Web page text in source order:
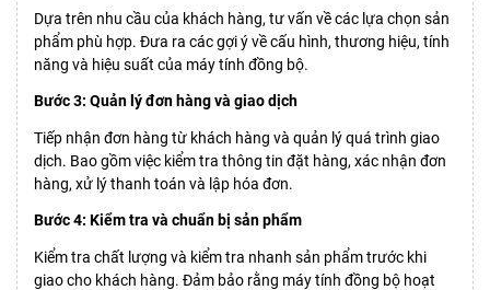
Dựa trên nhu cầu của khách hàng, tư vấn về các lựa chọn sản
phẩm phù hợp. Đưa ra các gợi ý về cấu hình, thương hiệu, tính
năng và hiệu suất của máy tính đồng bộ.
Bước 3: Quản lý đơn hàng và giao dịch
Tiếp nhận đơn hàng từ khách hàng và quản lý quá trình giao
dịch. Bao gồm việc kiểm tra thông tin đặt hàng, xác nhận đơn
hàng, xử lý thanh toán và lập hóa đơn.
Bước 4: Kiểm tra và chuẩn bị sản phẩm
Kiểm tra chất lượng và kiểm tra nhanh sản phẩm trước khi
giao cho khách hàng. Đảm bảo rằng máy tính đồng bộ hoạt